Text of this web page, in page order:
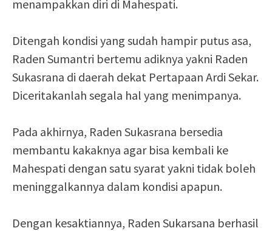
menampakkan diri di Mahespati.
Ditengah kondisi yang sudah hampir putus asa,
Raden Sumantri bertemu adiknya yakni Raden
Sukasrana di daerah dekat Pertapaan Ardi Sekar.
Diceritakanlah segala hal yang menimpanya.
Pada akhirnya, Raden Sukasrana bersedia
membantu kakaknya agar bisa kembali ke
Mahespati dengan satu syarat yakni tidak boleh
meninggalkannya dalam kondisi apapun.
Dengan kesaktiannya, Raden Sukarsana berhasil